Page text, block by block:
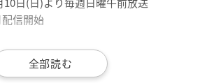
信開始
墨香銅臭